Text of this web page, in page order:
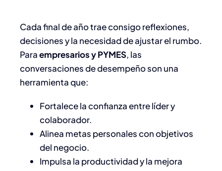
Cada final de año trae consigo reflexiones,
decisiones y la necesidad de ajustar el rumbo.
Paraempresarios y PYMES, las
conversaciones de desempeño son una
herramienta que:
Fortalece la confianza entre líder y
colaborador.
Alinea metas personales con objetivos
del negocio.
Impulsa la productividad y la mejora